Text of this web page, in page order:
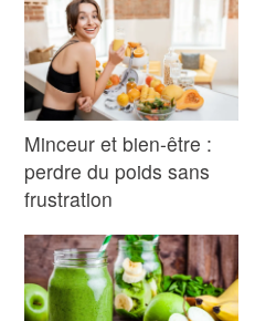
Minceur et bien-être :
perdre du poids sans
frustration